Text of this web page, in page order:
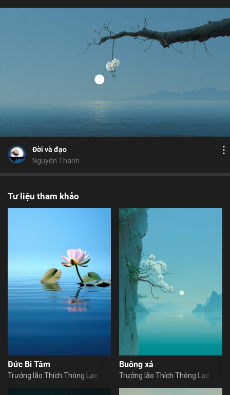
lộ trình nhân quả
Đời và đạo
Nguyên Thanh
Bỏ chọn
Lưu
Tư liệu tham khảo
Đức Bi Tâm
Trưởng lão Thích Thông Lạc
Buông xả
Trưởng lão Thích Thông Lạc